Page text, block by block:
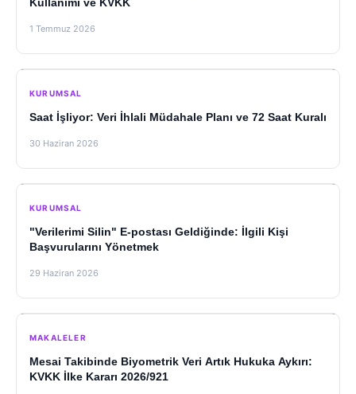
Kullanımı ve KVKK
1 Temmuz 2026
KURUMSAL
Saat İşliyor: Veri İhlali Müdahale Planı ve 72 Saat Kuralı
30 Haziran 2026
KURUMSAL
"Verilerimi Silin" E-postası Geldiğinde: İlgili Kişi
Başvurularını Yönetmek
29 Haziran 2026
MAKALELER
Mesai Takibinde Biyometrik Veri Artık Hukuka Aykırı:
KVKK İlke Kararı 2026/921